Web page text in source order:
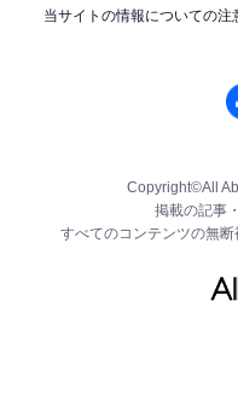
当サイトの情報についての注
Copyright©All
掲載の記事
すべてのコンテンツの無断